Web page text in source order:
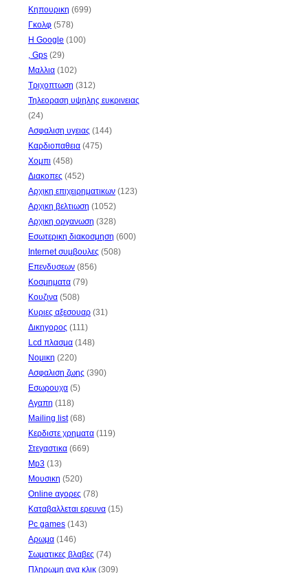
Κηπουρικη (699)
Γκολφ (578)
Η Google (100)
, Gps (29)
Μαλλια (102)
Τριχοπτωση (312)
Τηλεοραση υψηλης ευκρινειας
(24)
Ασφαλιση υγειας (144)
Καρδιοπαθεια (475)
Χομπι (458)
Διακοπες (452)
Αρχικη επιχειρηματικων (123)
Αρχικη βελτιωση (1052)
Αρχικη οργανωση (328)
Εσωτερικη διακοσμηση (600)
Internet συμβουλες (508)
Επενδυσεων (856)
Κοσμηματα (79)
Κουζινα (508)
Κυριες αξεσουαρ (31)
Δικηγορος (111)
Lcd πλασμα (148)
Νομικη (220)
Ασφαλιση ζωης (390)
Εσωρουχα (5)
Αγαπη (118)
Mailing list(68)
Κερδιστε χρηματα (119)
Στεγαστικα (669)
Mp3 (13)
Μουσικη (520)
Online αγορες (78)
Καταβαλλεται ερευνα (15)
Pc games (143)
Αρωμα (146)
Σωματικες βλαβες (74)
Πληρωμη ανα κλικ (309)